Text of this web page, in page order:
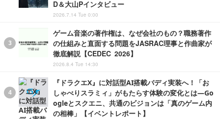
D＆大山Pインタビュー
2026.7.14 Tue 0:00
ゲーム音楽の著作権は、なぜ会社のもの？職務著作
の仕組みと直面する問題をJASRAC理事と作曲家が
徹底解説【CEDEC 2026】
2026.8.4 Tue 14:30
『ドラクエX』に対話型AI搭載バディ実装へ！「お
しゃべりスラミィ」がもたらす体験の変化とは―Go
ogleとスクエニ、共通のビジョンは「真のゲーム内
の相棒」【イベントレポート】